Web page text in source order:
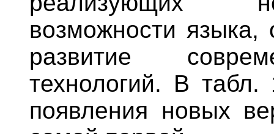
возможности
развитие
технологий. В
появления новых